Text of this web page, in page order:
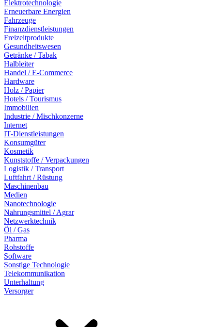
Elektrotechnologie
Erneuerbare Energien
Fahrzeuge
Finanzdienstleistungen
Freizeitprodukte
Gesundheitswesen
Getränke / Tabak
Halbleiter
Handel / E-Commerce
Hardware
Holz / Papier
Hotels / Tourismus
Immobilien
Industrie / Mischkonzerne
Internet
IT-Dienstleistungen
Konsumgüter
Kosmetik
Kunststoffe / Verpackungen
Logistik / Transport
Luftfahrt / Rüstung
Maschinenbau
Medien
Nanotechnologie
Nahrungsmittel / Agrar
Netzwerktechnik
Öl / Gas
Pharma
Rohstoffe
Software
Sonstige Technologie
Telekommunikation
Unterhaltung
Versorger